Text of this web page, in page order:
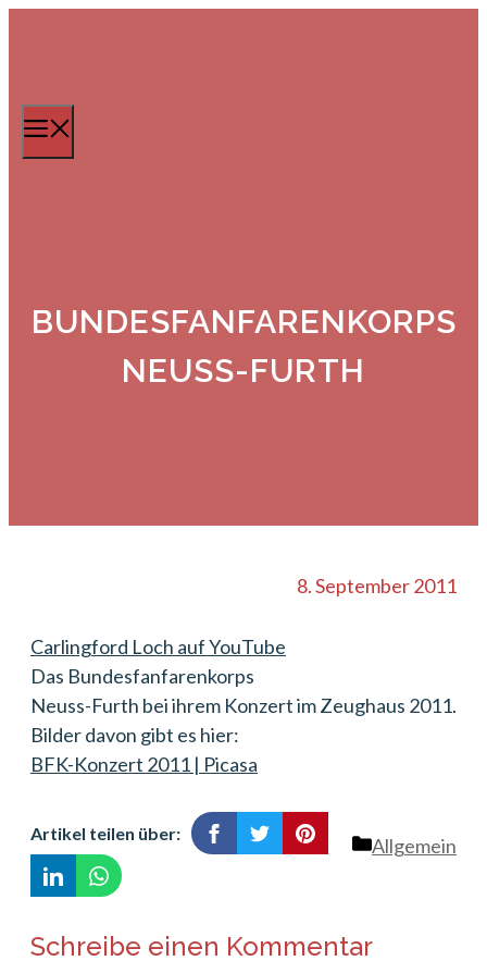
BUNDESFANFARENKORPS
NEUSS-FURTH
8. September 2011
Carlingford Loch auf YouTube
Das Bundesfanfarenkorps
Neuss-Furth bei ihrem Konzert im Zeughaus 2011.
Bilder davon gibt es hier:
BFK-Konzert 2011 | Picasa
Kategorien
Allgemein
Artikel teilen über:
Schreibe einen Kommentar